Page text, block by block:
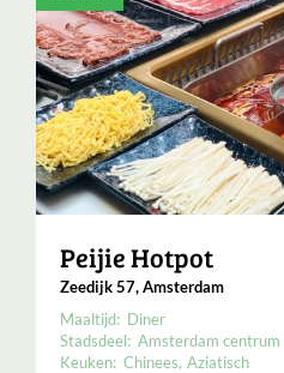
Peijie Hotpot
Zeedijk 57, Amsterdam
Maaltijd: Diner
Stadsdeel: Amsterdam centrum
Keuken: Chinees Aziatisch